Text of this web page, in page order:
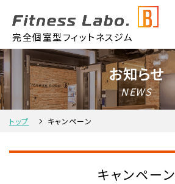
完全個室型フィットネスジム
お知らせ
NEWS
トップ キャンペーン
キャンペーン